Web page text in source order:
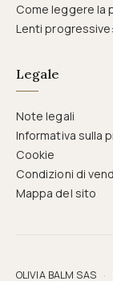
Come leggere la
Lenti
Legale
Note legali
Informativa sulla
Cookie
Condizioni di
Mappa del sito
OLIVIA BALM SAS ·